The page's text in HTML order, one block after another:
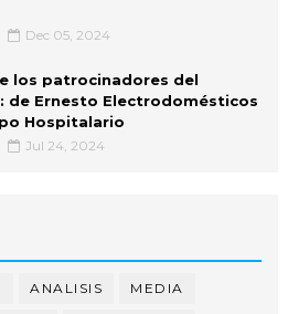
Dec 05, 2024
los patrocinadores del
de Ernesto Electrodomésticos
Hospitalario
Jul 24, 2024
ANALISIS MEDIA